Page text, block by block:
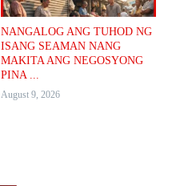
NANGALOG ANG TUHOD NG
ISANG SEAMAN NANG
MAKITA ANG NEGOSYONG
PINA ...
August 9, 2026